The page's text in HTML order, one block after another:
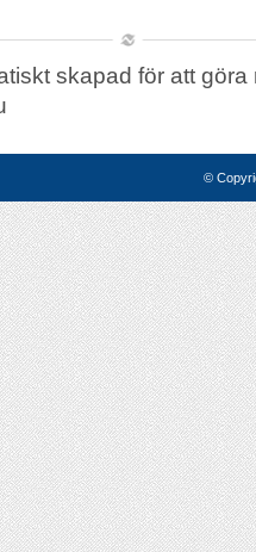
skapad för att göra
©